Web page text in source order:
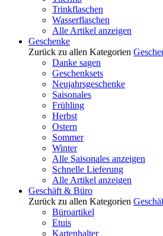
Trinkflaschen
Wasserflaschen
Alle Artikel anzeigen
Geschenke
Zurück zu allen Kategorien
Danke sagen
Geschenksets
Neujahrsgeschenke
Saisonales
Frühling
Herbst
Ostern
Sommer
Winter
Alle Saisonales anzeigen
Schnelle Lieferung
Alle Artikel anzeigen
Geschäft & Büro
Zurück zu allen Kategorien
Büroartikel
Etuis
Kartenhalter